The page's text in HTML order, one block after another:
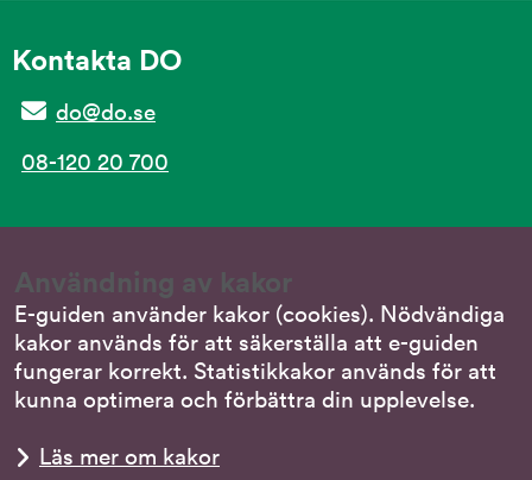
Användning av kakor
E-guiden använder kakor (cookies). Nödvändiga
kakor används för att säkerställa att e-guiden
fungerar korrekt. Statistikkakor används för att
kunna optimera och förbättra din upplevelse.
Läs mer om kakor
Kontakta DO
do@do.se
08-120 20 700
Tillgänglighet på e-guiden
Tillgänglighetsredogörelse
Om webbplatsen